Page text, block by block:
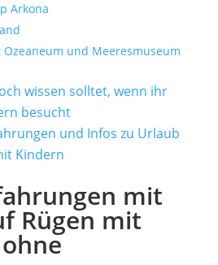
Arkona
und Meeresmuseum
wissen solltet, wenn ihr
besucht
und Infos zu Urlaub
Kindern
mit
Rügen mit